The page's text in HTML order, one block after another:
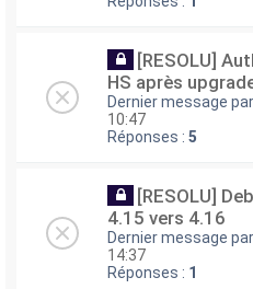
[RESOLU]
HS après
Dernier message par
10:47
Réponses : 5
[RESOLU]
4.15 vers 4.16
Dernier message par
14:37
Réponses : 1